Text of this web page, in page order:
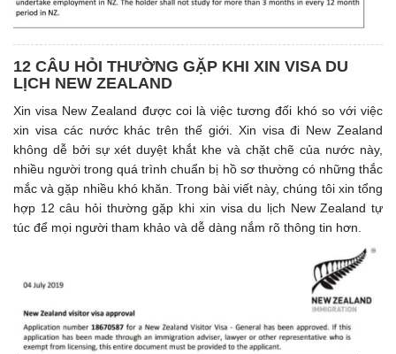
12 CÂU HỎI THƯỜNG GẶP KHI XIN VISA DU
LỊCH NEW ZEALAND
Xin visa New Zealand được coi là việc tương đối khó so với việc
xin visa các nước khác trên thế giới. Xin visa đi New Zealand
không dễ bởi sự xét duyệt khắt khe và chặt chẽ của nước này,
nhiều người trong quá trình chuẩn bị hồ sơ thường có những thắc
mắc và gặp nhiều khó khăn. Trong bài viết này, chúng tôi xin tổng
hợp 12 câu hỏi thường gặp khi xin visa du lịch New Zealand tự
túc để mọi người tham khảo và dễ dàng nắm rõ thông tin hơn.